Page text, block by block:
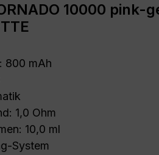
10000 pink-
800 mAh
1,0 Ohm
10,0 ml
System